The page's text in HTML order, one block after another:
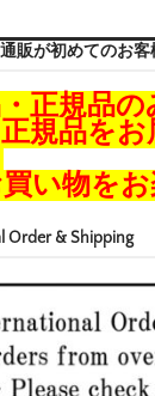
販が初めてのお客
正規品
規品を
い物を
Order & Shipping